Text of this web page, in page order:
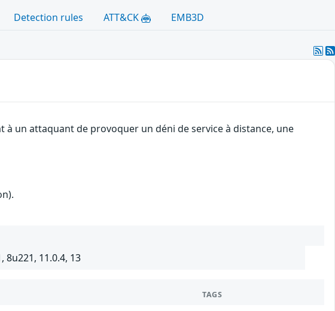
Detection rules ATT&CK EMB3D
à un attaquant de provoquer un déni de service à distance, une
8u221, 11.0.4, 13
TAGS